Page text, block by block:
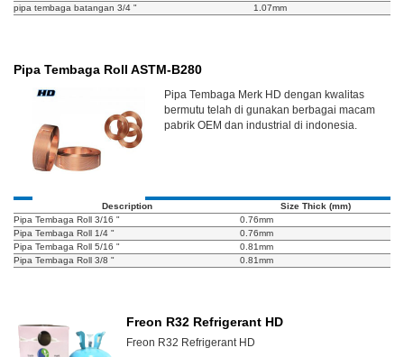
pipa tembaga batangan 3/4 "
1.07mm
Pipa Tembaga Roll ASTM-B280
Pipa Tembaga Merk HD dengan kwalitas
bermutu telah di gunakan berbagai macam
pabrik OEM dan industrial di indonesia.
Description
Size Thick (mm)
Pipa Tembaga Roll 3/16 "
0.76mm
Pipa Tembaga Roll 1/4 "
0.76mm
Pipa Tembaga Roll 5/16 "
0.81mm
Pipa Tembaga Roll 3/8 "
0.81mm
Freon R32 Refrigerant HD
Freon R32 Refrigerant HD